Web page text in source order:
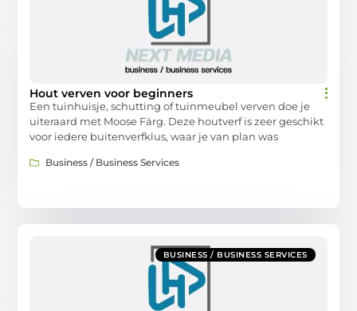
Hout verven voor beginners
Een tuinhuisje, schutting of tuinmeubel verven doe je
uiteraard met Moose Färg. Deze houtverf is zeer geschikt
voor iedere buitenverfklus, waar je van plan was
Business / Business Services
BUSINESS / BUSINESS SERVICES